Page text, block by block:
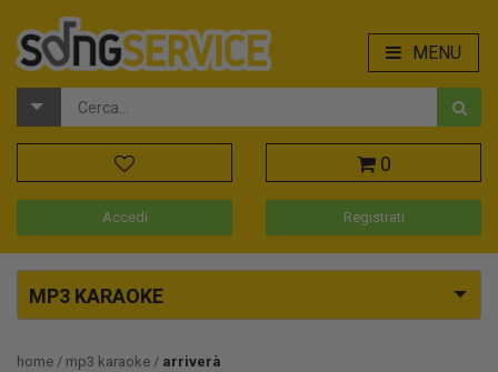
MENU
0
Accedi Registrati
MP3 KARAOKE
home mp3 karaoke arriverà